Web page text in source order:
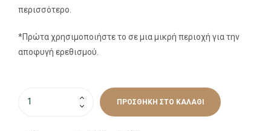
περισσότερο.
*Πρώτα χρησιμοποιήστε το σε μια μικρή περιοχή για την
αποφυγή ερεθισμού.
ΠΡΟΣΘΉΚΗ ΣΤΟ ΚΑΛΆΘΙ